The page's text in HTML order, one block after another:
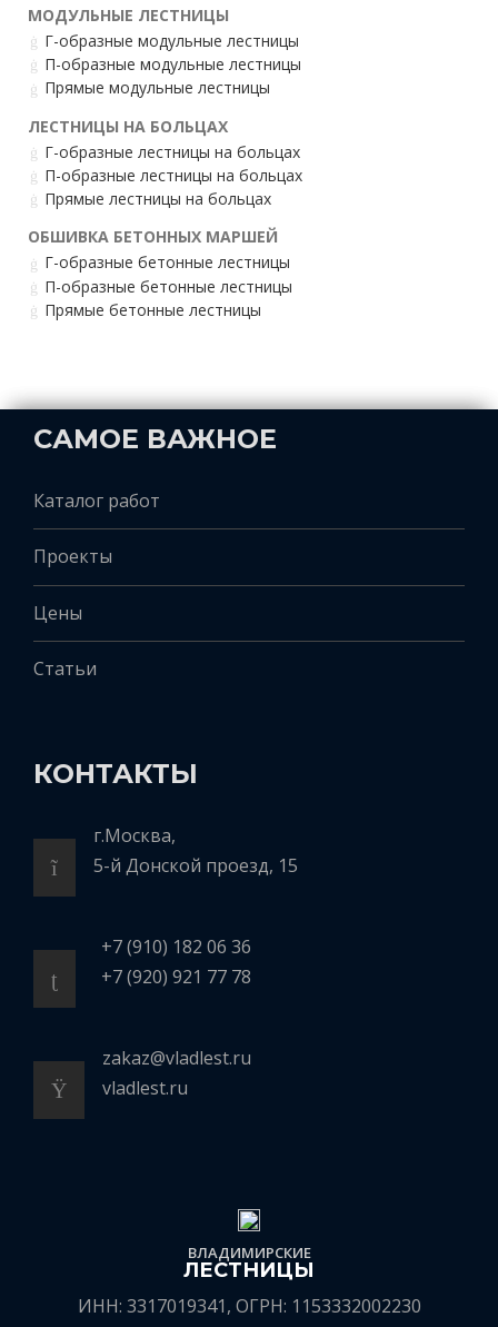
МОДУЛЬНЫЕ ЛЕСТНИЦЫ
Г-образные модульные лестницы
П-образные модульные лестницы
Прямые модульные лестницы
ЛЕСТНИЦЫ НА БОЛЬЦАХ
Г-образные лестницы на больцах
П-образные лестницы на больцах
Прямые лестницы на больцах
ОБШИВКА БЕТОННЫХ МАРШЕЙ
Г-образные бетонные лестницы
П-образные бетонные лестницы
Прямые бетонные лестницы
САМОЕ ВАЖНОЕ
Каталог работ
Проекты
Цены
Статьи
КОНТАКТЫ
г.Москва,
5-й Донской проезд, 15
+7 (910) 182 06 36
+7 (920) 921 77 78
zakaz@vladlest.ru
vladlest.ru
ВЛАДИМИРСКИЕ
ЛЕСТНИЦЫ
ИНН: 3317019341, ОГРН: 1153332002230